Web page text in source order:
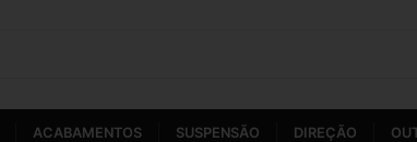
ACABAMENTOS SUSPENSÃO DIREÇÃO